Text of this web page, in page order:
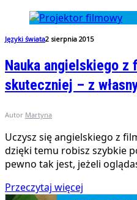
Języki świata2 sierpnia 2015
Nauka angielskiego z
skuteczniej – z
Autor Martyna
Uczysz się angielskiego z
dzięki temu robisz szybkie
pewno tak jest, jeżeli
Przeczytaj więcej